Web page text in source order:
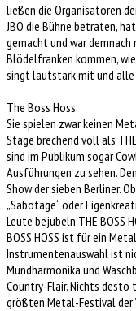
ließen die Organisatoren
JBO die Bühne betraten,
gemacht und war demnach
Blödelfranken kommen,
singt lautstark mit und alle
The Boss Hoss
Sie spielen zwar keinen
Stage brechend voll als
sind im Publikum sogar
Ausführungen zu sehen.
Show der sieben Berliner.
„Sabotage“ oder
Leute bejubeln THE BOSS
BOSS HOSS ist für ein
Instrumentenauswahl ist
Mundharmonika und
Country-Flair. Nichts desto
größten Metal-Festival der